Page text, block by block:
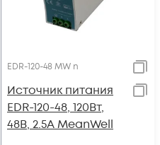
EDR-120-48 MW n
Источник питания
EDR-120-48, 120Вт,
48В, 2.5А MeanWell